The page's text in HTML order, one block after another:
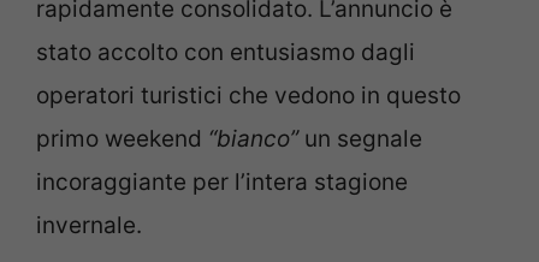
rapidamente consolidato. L’annuncio è
stato accolto con entusiasmo dagli
operatori turistici che vedono in questo
primo weekend “bianco”un segnale
incoraggiante per l’intera stagione
invernale.